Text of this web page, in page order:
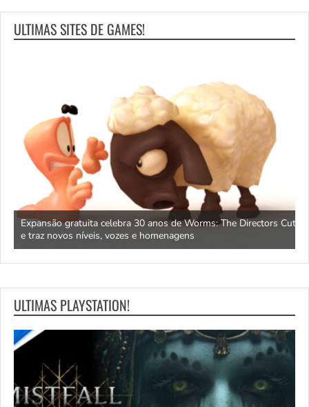
ULTIMAS SITES DE GAMES!
Expansão gratuita celebra 30 anos de Worms: The Directors Cut
e traz novos níveis, vozes e homenagens
ULTIMAS PLAYSTATION!